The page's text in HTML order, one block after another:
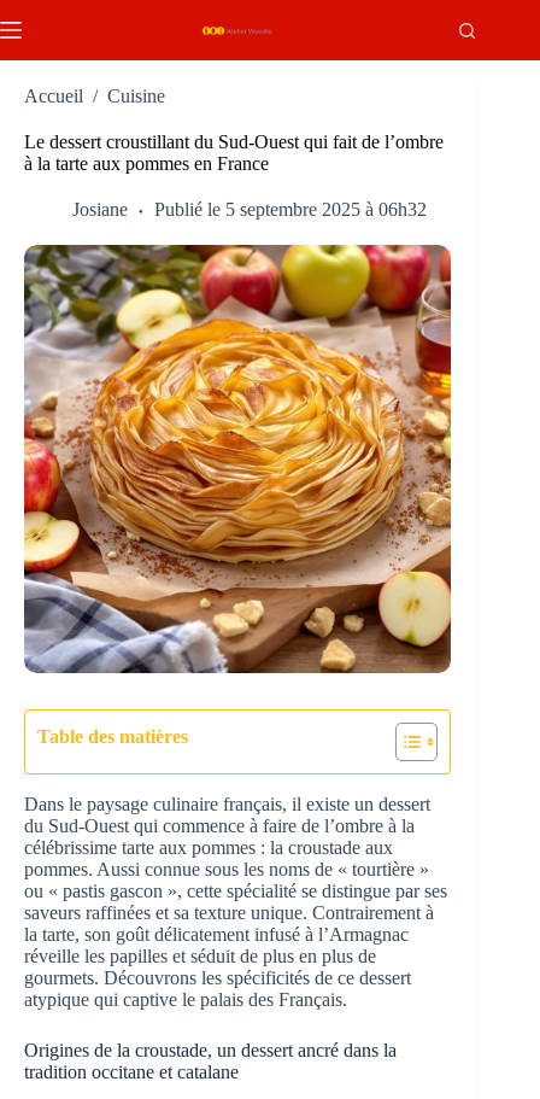
au
Accueil / Cuisine
Le dessert croustillant du Sud-Ouest qui fait de l’ombre
à la tarte aux pommes en France
Josiane Publié le 5 septembre 2025 à 06h32
Table des matières
Dans le paysage culinaire français, il existe un dessert
du Sud-Ouest qui commence à faire de l’ombre à la
célébrissime tarte aux pommes : la croustade aux
pommes. Aussi connue sous les noms de « tourtière »
ou « pastis gascon », cette spécialité se distingue par ses
saveurs raffinées et sa texture unique. Contrairement à
la tarte, son goût délicatement infusé à l’Armagnac
réveille les papilles et séduit de plus en plus de
gourmets. Découvrons les spécificités de ce dessert
atypique qui captive le palais des Français.
Origines de la croustade, un dessert ancré dans la
tradition occitane et catalane